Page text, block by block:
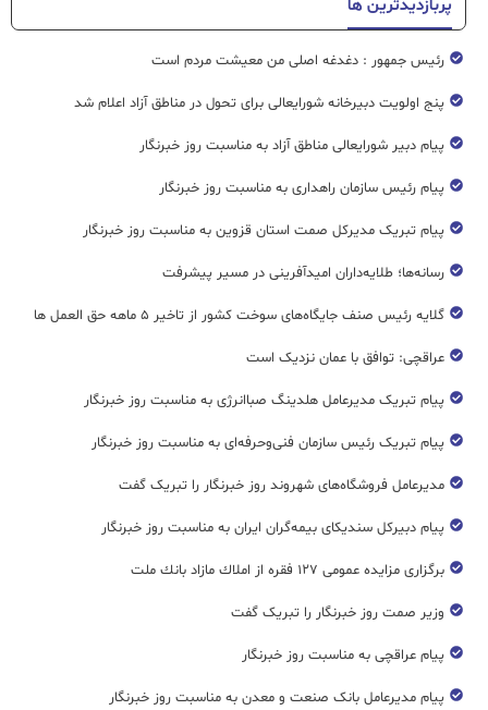
پربازدیدترین ها
رئیس جمهور : دغدغه اصلی من معیشت مردم است
پنج اولویت دبیرخانه شورایعالی برای تحول در مناطق آزاد اعلام شد
پیام دبیر شورایعالی مناطق آزاد به مناسبت روز خبرنگار
پیام رئیس سازمان راهداری به مناسبت روز خبرنگار
پیام تبریک مدیرکل صمت استان قزوین به مناسبت روز خبرنگار
رسانه‌ها؛ طلایه‌داران امیدآفرینی در مسیر پیشرفت
گلایه رئیس صنف جایگاه‌های سوخت کشور از تاخیر ۵ ماهه حق العمل ها
عراقچی: توافق با عمان نزدیک است
پیام تبریک مدیرعامل هلدینگ صباانرژی به مناسبت روز خبرنگار
پیام تبریک رئیس سازمان فنی‌و‌حرفه‌ای به مناسبت روز خبرنگار
مدیرعامل فروشگاه‌های شهروند روز خبرنگار را تبریک گفت
پیام دبیرکل سندیکای بیمه‌گران ایران به مناسبت روز خبرنگار
برگزاری مزایده عمومی ۱۲۷ فقره از املاك مازاد بانك ملت
وزیر صمت روز خبرنگار را تبریک گفت
پیام عراقچی به مناسبت روز خبرنگار
پیام مدیرعامل بانک صنعت و معدن به مناسبت روز خبرنگار